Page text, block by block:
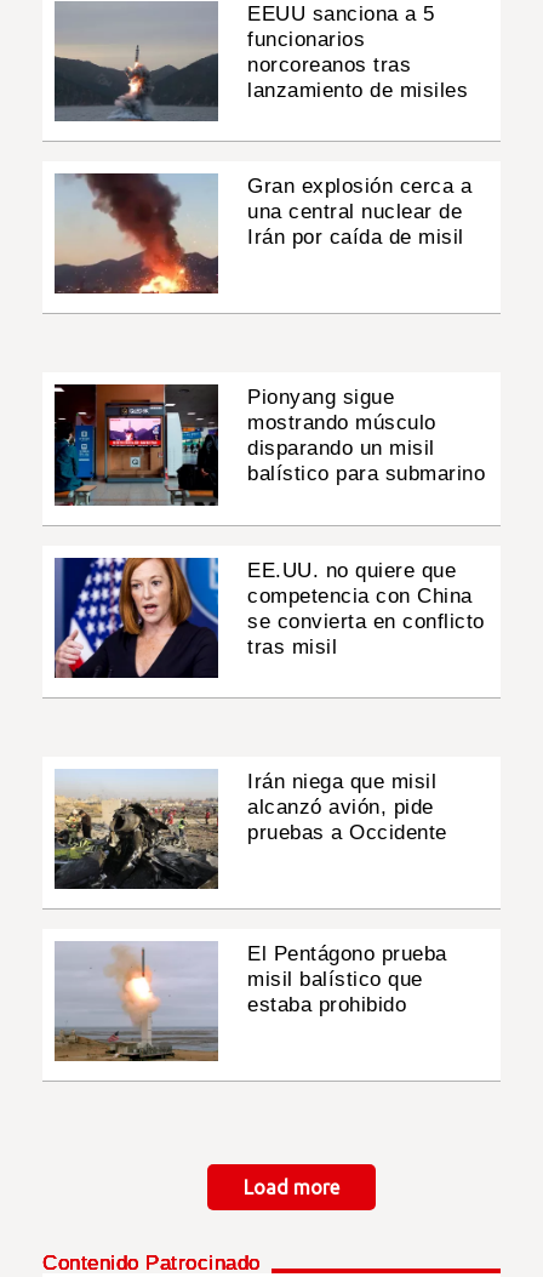
EEUU sanciona a 5
funcionarios
norcoreanos tras
lanzamiento de misiles
Gran explosión cerca a
una central nuclear de
Irán por caída de misil
Pionyang sigue
mostrando músculo
disparando un misil
balístico para submarino
EE.UU. no quiere que
competencia con China
se convierta en conflicto
tras misil
Irán niega que misil
alcanzó avión, pide
pruebas a Occidente
El Pentágono prueba
misil balístico que
estaba prohibido
Load more
Contenido Patrocinado